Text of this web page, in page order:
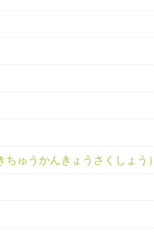
ゅうかんきょうさくしょう）